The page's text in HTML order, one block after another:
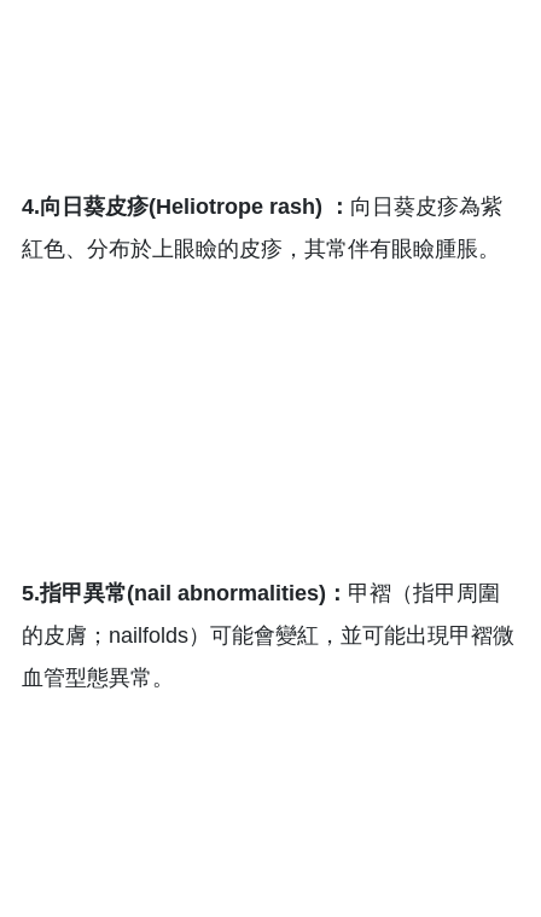
4.向日葵皮疹(Heliotrope rash) ： 向日葵皮疹為紫
紅色、分布於上眼瞼的皮疹，其常伴有眼瞼腫脹。
5.指甲異常(nail abnormalities)： 甲褶（指甲周圍
的皮膚；nailfolds）可能會變紅，並可能出現甲褶微
血管型態異常。